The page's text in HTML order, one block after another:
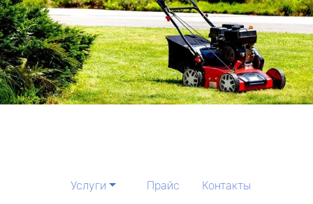
Услуги Прайс Контакты